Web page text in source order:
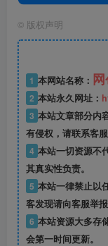
© 版权声明
1 本网站名称：
2 本站永久网址：
3 本站文章部分内
有侵权，请联系客
4 本站一切资源不
其真实性负责。
5 本站一律禁止以
客发现请向客服举报
6 本站资源大多存
会第一时间更新。